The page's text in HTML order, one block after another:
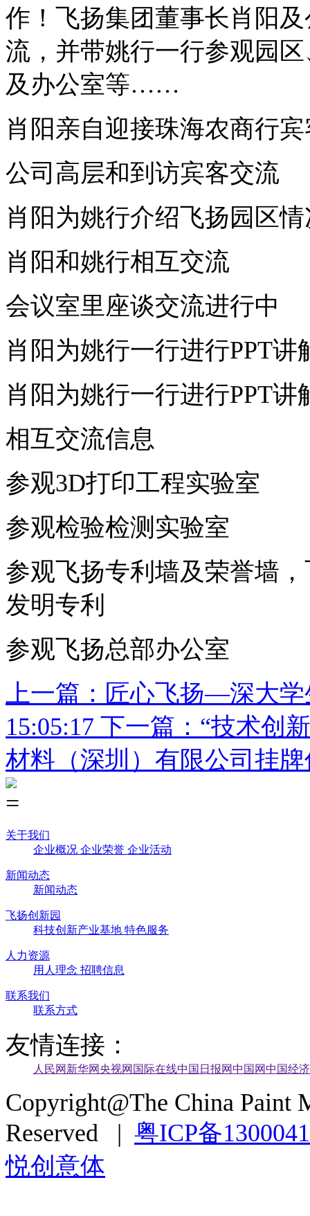
作！飞扬集团董事长肖阳
流，并带姚行一行参观园
及办公室等……
肖阳亲自迎接珠海农商行
公司高层和到访宾客交流
肖阳为姚行介绍飞扬园区
肖阳和姚行相互交流
会议室里座谈交流进行中
肖阳为姚行一行进行PPT讲
肖阳为姚行一行进行PPT讲
相互交流信息
参观3D打印工程实验室
参观检验检测实验室
参观飞扬专利墙及荣誉墙
发明专利
参观飞扬总部办公室
上一篇：匠心飞扬—深大
15:05:17 下一篇：“技术创
材料（深圳）有限公司挂
关于我们
企业概况 企业荣誉 企业活动
新闻动态
新闻动态
飞扬创新园
科技创新产业基地 特色服务
人力资源
用人理念 招聘信息
联系我们
联系方式
友情连接：
人民网 新华网央视网 国际在线中国日报网中国网中国经
Copyright@The China Paint
Reserved | 粤ICP备
悦创意体